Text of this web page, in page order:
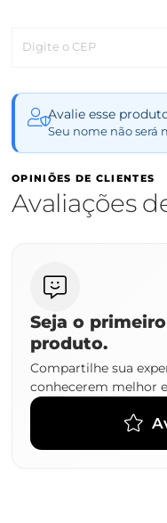
Digite o CEP
Avalie esse
Seu nome não será
OPINIÕES DE CLIENTES
Avaliações
Seja o
produto.
Compartilhe sua
conhecerem melhor